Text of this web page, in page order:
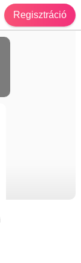
Regisztráció